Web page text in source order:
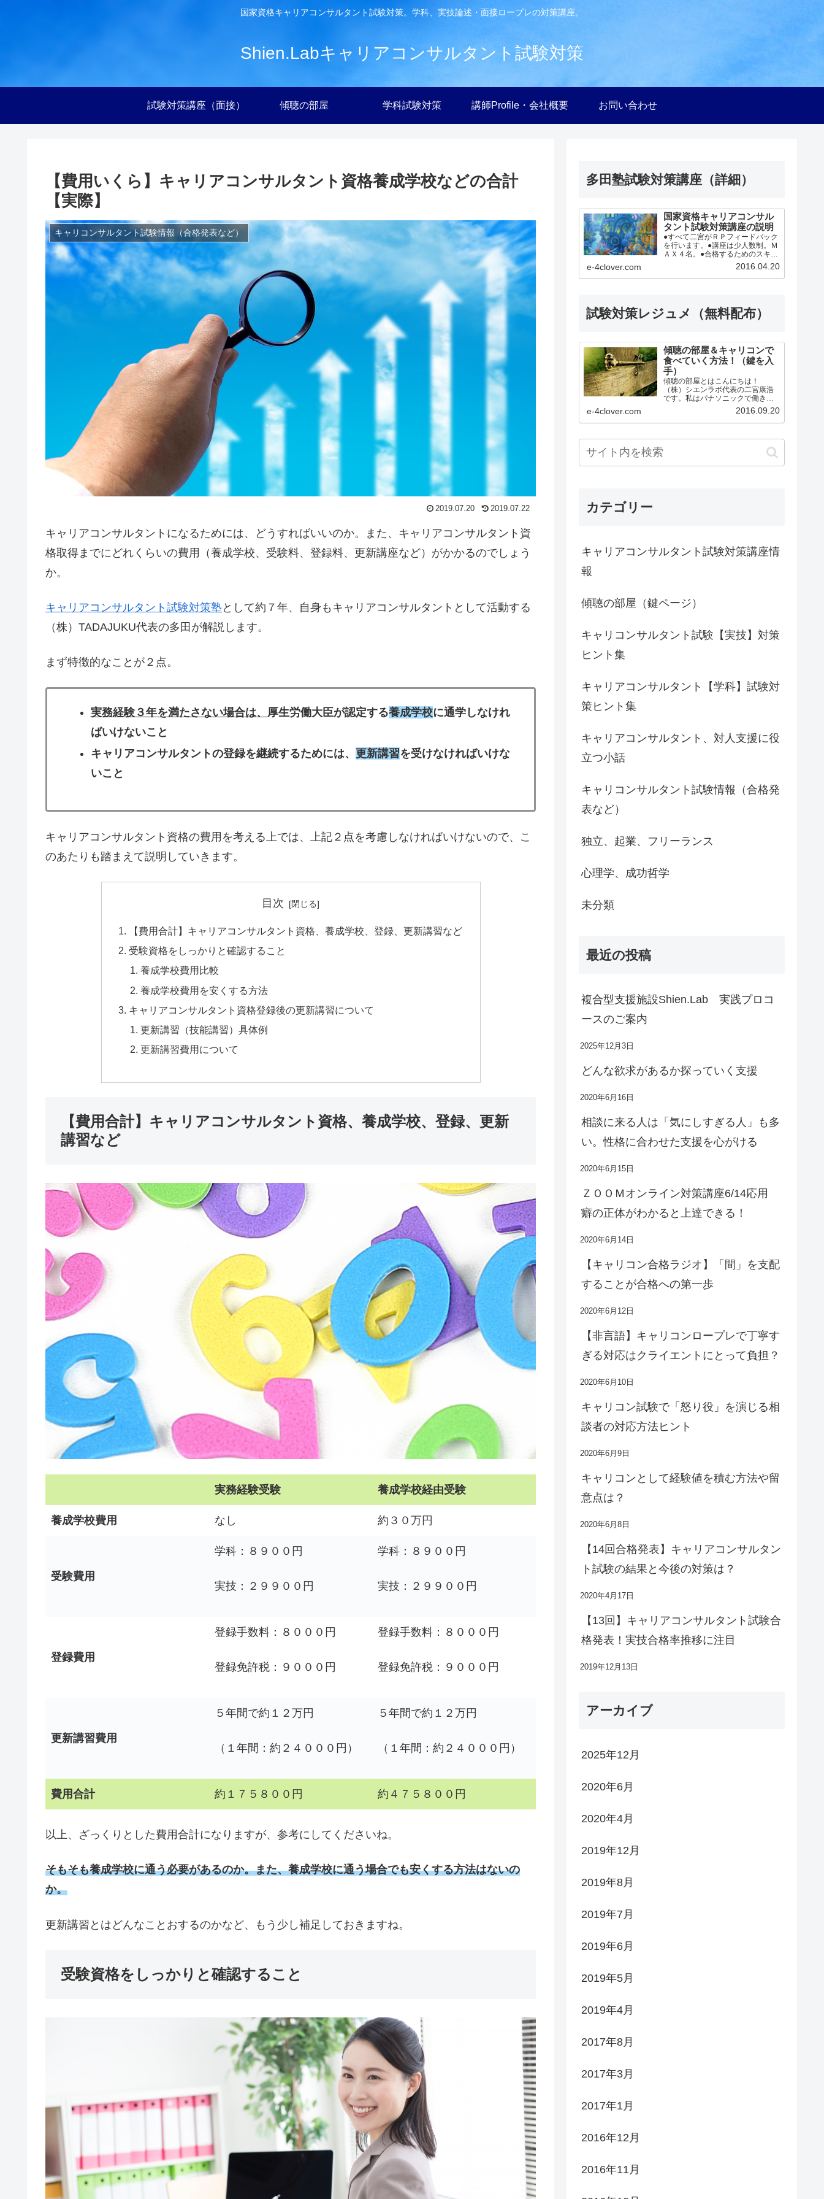
国家資格キャリアコンサルタント試験対策。学科、実技論述・面接ロープレの対策講座。
Shien.Labキャリアコンサルタント試験対策
試験対策講座（面接） 傾聴の部屋 学科試験対策 講師Profile・会社概要 お問い合わせ
【費用いくら】キャリアコンサルタント資格養成学校などの合計
【実際】
キャリコンサルタント試験情報（合格発表など）
2019.07.20 2019.07.22
キャリアコンサルタントになるためには、どうすればいいのか。また、キャリアコンサルタント資
格取得までにどれくらいの費用（養成学校、受験料、登録料、更新講座など）がかかるのでしょう
か。
キャリアコンサルタント試験対策塾 として約７年、自身もキャリアコンサルタントとして活動する
（株）TADAJUKU代表の多田が解説します。
まず特徴的なことが２点。
実務経験３年を満たさない場合は、 厚生労働大臣が認定する養成学校に通学しなけれ
ばいけないこと
キャリアコンサルタントの登録を継続するためには、 更新講習を受けなければいけな
いこと
キャリアコンサルタント資格の費用を考える上では、上記２点を考慮しなければいけないので、こ
のあたりも踏まえて説明していきます。
目次
【費用合計】キャリアコンサルタント資格、養成学校、登録、更新講習など
受験資格をしっかりと確認すること
養成学校費用比較
養成学校費用を安くする方法
キャリアコンサルタント資格登録後の更新講習について
更新講習（技能講習）具体例
更新講習費用について
【費用合計】キャリアコンサルタント資格、養成学校、登録、更新
講習など
実務経験受験 養成学校経由受験
養成学校費用 なし 約３０万円
受験費用
学科：８９００円
実技：２９９００円
学科：８９００円
実技：２９９００円
登録費用
登録手数料：８０００円
登録免許税：９０００円
登録手数料：８０００円
登録免許税：９０００円
更新講習費用
５年間で約１２万円
（１年間：約２４０００円）
５年間で約１２万円
（１年間：約２４０００円）
費用合計 約１７５８００円 約４７５８００円
以上、ざっくりとした費用合計になりますが、参考にしてくださいね。
そもそも養成学校に通う必要があるのか。また、養成学校に通う場合でも安くする方法はないの
か。
更新講習とはどんなことおするのかなど、もう少し補足しておきますね。
受験資格をしっかりと確認すること
多田塾試験対策講座（詳細）
国家資格キャリアコンサル
タント試験対策講座の説明
●すべて二宮がＲＰフィードバック
を行います。●講座は少人数制。Ｍ
ＡＸ４名。●合格するためのスキル
を２日で徹底指導。●ロープレ実践
中心、的確なフィードバック。●受
講後、本番まで何をするべきか明
e-4clover.com 2016.04.20
試験対策レジュメ（無料配布）
傾聴の部屋＆キャリコンで
食べていく方法！（鍵を入
手）
傾聴の部屋とはこんにちは！
（株）シエンラボ代表の二宮康浩
です。私はパナソニックで働きな
がら、勉強の仕方を工夫し、１級
キャリアコンサルティング技能士
の資格を取得、皆さんのサポート
Shien.Labの公認サポーター...
e-4clover.com 2016.09.20
カテゴリー
キャリアコンサルタント試験対策講座情
報
傾聴の部屋（鍵ページ）
キャリコンサルタント試験【実技】対策
ヒント集
キャリアコンサルタント【学科】試験対
策ヒント集
キャリアコンサルタント、対人支援に役
立つ小話
キャリコンサルタント試験情報（合格発
表など）
独立、起業、フリーランス
心理学、成功哲学
未分類
最近の投稿
複合型支援施設Shien.Lab 実践プロコ
ースのご案内
2025年12月3日
どんな欲求があるか探っていく支援
2020年6月16日
相談に来る人は「気にしすぎる人」も多
い。性格に合わせた支援を心がける
2020年6月15日
ＺＯＯＭオンライン対策講座6/14応用
癖の正体がわかると上達できる！
2020年6月14日
【キャリコン合格ラジオ】「間」を支配
することが合格への第一歩
2020年6月12日
【非言語】キャリコンロープレで丁寧す
ぎる対応はクライエントにとって負担？
2020年6月10日
キャリコン試験で「怒り役」を演じる相
談者の対応方法ヒント
2020年6月9日
キャリコンとして経験値を積む方法や留
意点は？
2020年6月8日
【14回合格発表】キャリアコンサルタン
ト試験の結果と今後の対策は？
2020年4月17日
【13回】キャリアコンサルタント試験合
格発表！実技合格率推移に注目
2019年12月13日
アーカイブ
2025年12月
2020年6月
2020年4月
2019年12月
2019年8月
2019年7月
2019年6月
2019年5月
2019年4月
2017年8月
2017年3月
2017年1月
2016年12月
2016年11月